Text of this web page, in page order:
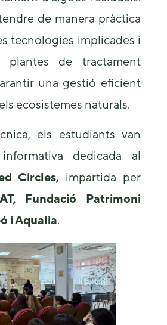
de manera pràctica
tecnologies implicades i
de tractament
una gestió eficient
ecosistemes naturals.
els estudiants van
dedicada al
Circles, impartida per
Fundació Patrimoni
i Aqualia.
possible
during your
visit. If you
cookies,
functionality
disappear
website.
Marketing
By sharing
your